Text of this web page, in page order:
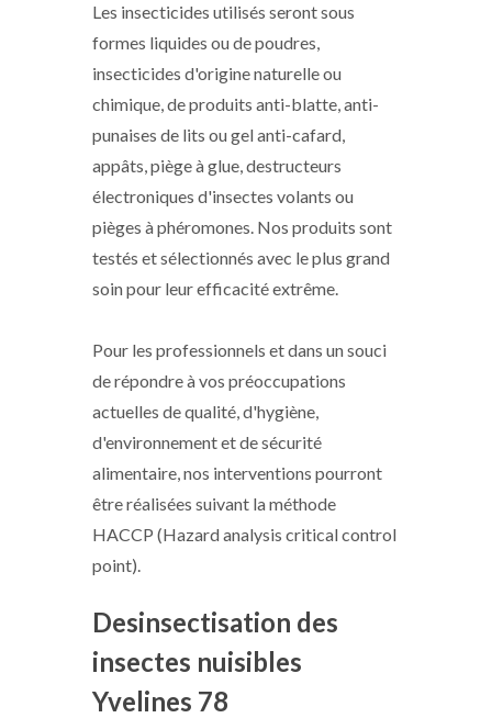
Les insecticides utilisés seront sous
formes liquides ou de poudres,
insecticides d'origine naturelle ou
chimique, de produits anti-blatte, anti-
punaises de lits ou gel anti-cafard,
appâts, piège à glue, destructeurs
électroniques d'insectes volants ou
pièges à phéromones. Nos produits sont
testés et sélectionnés avec le plus grand
soin pour leur efficacité extrême.
Pour les professionnels et dans un souci
de répondre à vos préoccupations
actuelles de qualité, d'hygiène,
d'environnement et de sécurité
alimentaire, nos interventions pourront
être réalisées suivant la méthode
HACCP (Hazard analysis critical control
point).
Desinsectisation des
insectes nuisibles
Yvelines 78